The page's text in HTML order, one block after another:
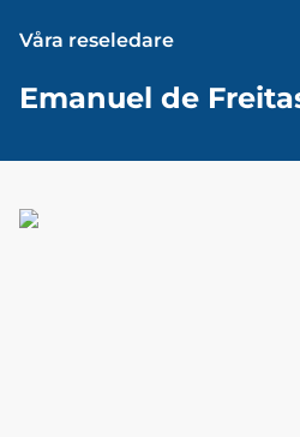
Våra reseledare
Emanuel de